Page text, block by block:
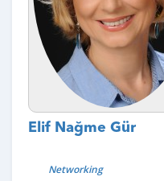
Elif Nağme Gür
Networking